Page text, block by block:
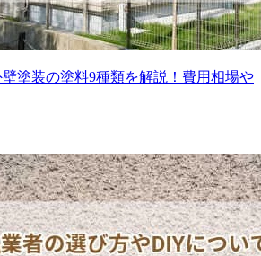
壁塗装の塗料9種類を解説！費用相場や